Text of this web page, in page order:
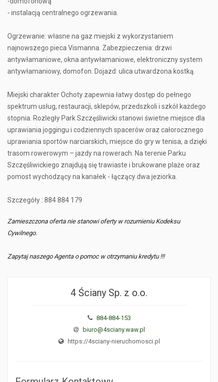
- instalacją centralnego ogrzewania.
Ogrzewanie: własne na gaz miejski z wykorzystaniem
najnowszego pieca Vismanna. Zabezpieczenia: drzwi
antywłamaniowe, okna antywłamaniowe, elektroniczny system
antywłamaniowy, domofon. Dojazd: ulica utwardzona kostką.
Miejski charakter Ochoty zapewnia łatwy dostęp do pełnego
spektrum usług, restauracji, sklepów, przedszkoli i szkół każdego
stopnia. Rozległy Park Szczęśliwicki stanowi świetne miejsce dla
uprawiania joggingu i codziennych spacerów oraz całorocznego
uprawiania sportów narciarskich, miejsce do gry w tenisa, a dzięki
trasom rowerowym – jazdy na rowerach. Na terenie Parku
Szczęśliwickiego znajdują się trawiaste i brukowane plaże oraz
pomost wychodzący na kanałek - łączący dwa jeziorka.
Szczegóły : 884 884 179
Zamieszczona oferta nie stanowi oferty w rozumieniu Kodeksu
Cywilnego.
Zapytaj naszego Agenta o pomoc w otrzymaniu kredytu !!!
4 Ściany Sp. z o.o.
884-884-153
biuro@4sciany.waw.pl
https://4sciany-nieruchomosci.pl